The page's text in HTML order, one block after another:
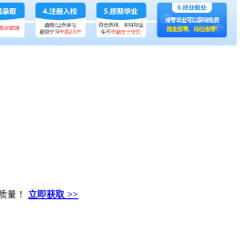
量！ 立即获取 >>